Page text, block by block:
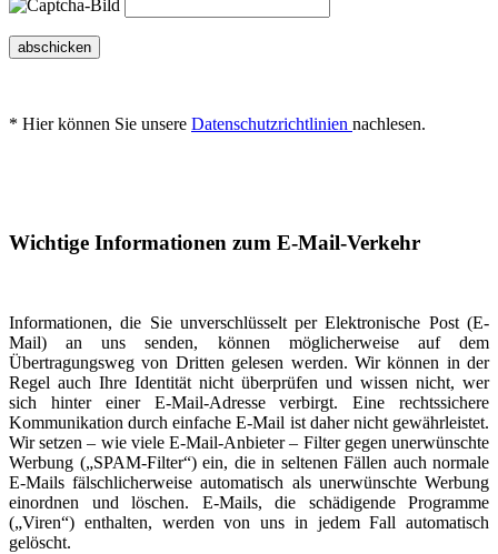
abschicken
* Hier können Sie unsere Datenschutzrichtlinien nachlesen.
Wichtige Informationen zum E-Mail-Verkehr
Informationen, die Sie unverschlüsselt per Elektronische Post (E-
Mail) an uns senden, können möglicherweise auf dem
Übertragungsweg von Dritten gelesen werden. Wir können in der
Regel auch Ihre Identität nicht überprüfen und wissen nicht, wer
sich hinter einer E-Mail-Adresse verbirgt. Eine rechtssichere
Kommunikation durch einfache E-Mail ist daher nicht gewährleistet.
Wir setzen – wie viele E-Mail-Anbieter – Filter gegen unerwünschte
Werbung („SPAM-Filter“) ein, die in seltenen Fällen auch normale
E-Mails fälschlicherweise automatisch als unerwünschte Werbung
einordnen und löschen. E-Mails, die schädigende Programme
(„Viren“) enthalten, werden von uns in jedem Fall automatisch
gelöscht.